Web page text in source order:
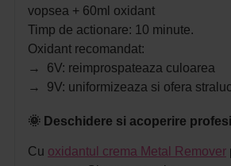
vopsea + 60ml oxidant
Timp de actionare: 10 minute.
Oxidant recomandat:
→ 6V: reimprospateaza culoarea
→ 9V: uniformizeaza si ofera
🌞 Deschidere si acoperire
Cu oxidantul crema Metal Remover